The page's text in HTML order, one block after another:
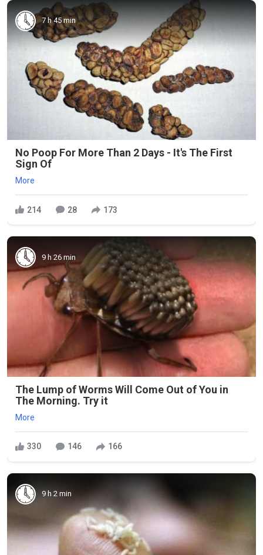
7 h 45 min
No Poop For More Than 2 Days - It's The First
Sign Of
More
214 28 173
9 h 26 min
The Lump of Worms Will Come Out of You in
The Morning. Try it
More
330 146 166
9 h 2 min